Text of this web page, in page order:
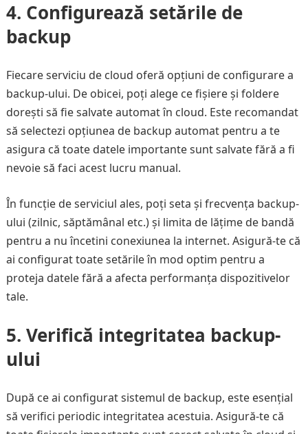
4. Configurează setările de
backup
Fiecare serviciu de cloud oferă opțiuni de configurare a
backup-ului. De obicei, poți alege ce fișiere și foldere
dorești să fie salvate automat în cloud. Este recomandat
să selectezi opțiunea de backup automat pentru a te
asigura că toate datele importante sunt salvate fără a fi
nevoie să faci acest lucru manual.
În funcție de serviciul ales, poți seta și frecvența backup-
ului (zilnic, săptămânal etc.) și limita de lățime de bandă
pentru a nu încetini conexiunea la internet. Asigură-te că
ai configurat toate setările în mod optim pentru a
proteja datele fără a afecta performanța dispozitivelor
tale.
5. Verifică integritatea backup-
ului
După ce ai configurat sistemul de backup, este esențial
să verifici periodic integritatea acestuia. Asigură-te că